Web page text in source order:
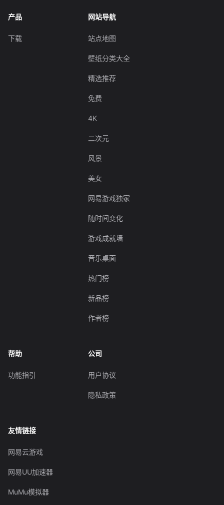
产品
下载
网站导航
站点地图
壁纸分类大全
精选推荐
免费
4K
二次元
风景
美女
网易游戏独家
随时间变化
游戏成就墙
音乐桌面
热门榜
新品榜
作者榜
帮助
功能指引
公司
用户协议
隐私政策
友情链接
网易云游戏
网易UU加速器
MuMu模拟器